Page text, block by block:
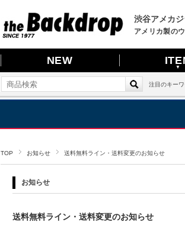
渋谷アメカ
アメリカ製の
NEW
▼
注目のキーワ
TOP お知らせ 送料無料ライン・送料変更のお知らせ
お知らせ
送料無料ライン・送料変更のお知らせ